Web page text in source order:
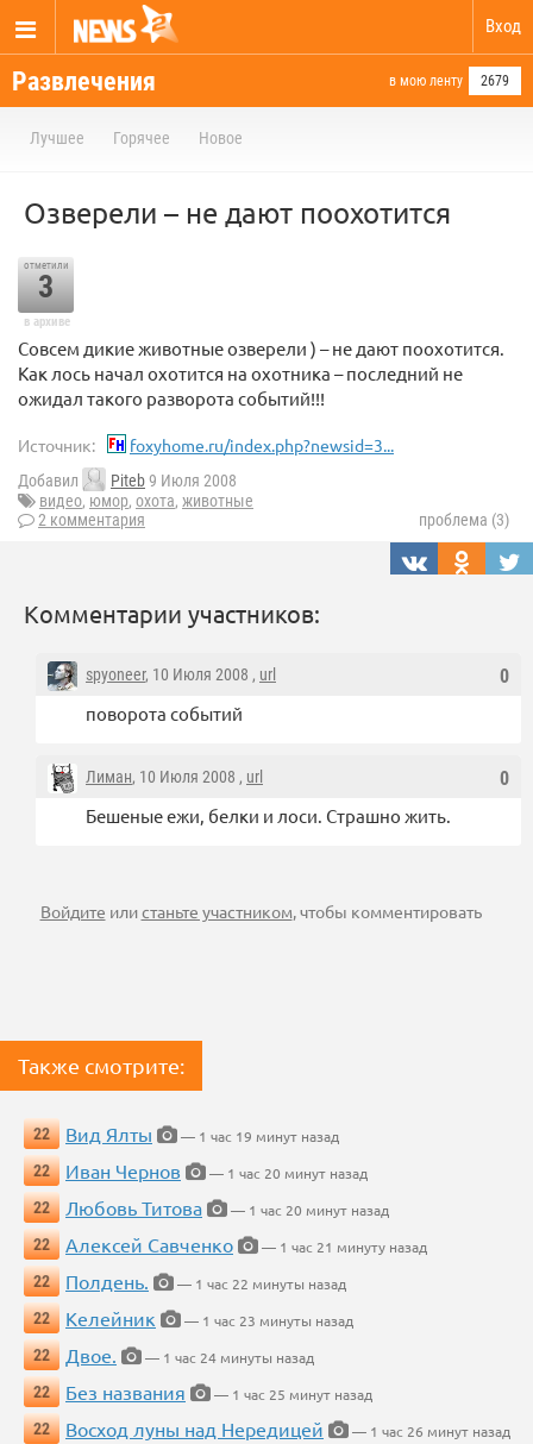
Вход
Развлечения в мою ленту 2679
Лучшее Горячее Новое
Озверели – не дают поохотится
отметили
3
в архиве
Совсем дикие животные озверели ) – не дают поохотится.
Как лось начал охотится на охотника – последний не
ожидал такого разворота событий!!!
Источник: foxyhome.ru/index.php?newsid=3...
Добавил Piteb9 Июля 2008
видео, юмор, охота, животные
2 комментария
проблема (3)
Комментарии участников:
0
spyoneer, 10 Июля 2008 , url
поворота событий
0
Лиман, 10 Июля 2008 , url
Бешеные ежи, белки и лоси. Страшно жить.
Войдите илистаньте участником, чтобы комментировать
Также смотрите:
22 Вид Ялты
— 1 час 19 минут назад
22
Иван Чернов
— 1 час 20 минут назад
22
Любовь Титова
— 1 час 20 минут назад
22
Алексей Савченко
— 1 час 21 минуту назад
22
Полдень.
— 1 час 22 минуты назад
22
Келейник
— 1 час 23 минуты назад
22
Двое.
— 1 час 24 минуты назад
22
Без названия
— 1 час 25 минут назад
22
Восход луны над Нередицей — 1 час 26 минут назад